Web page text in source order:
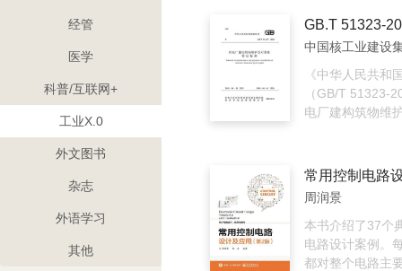
经管
医学
科普/互联网+
工业X.0
外文图书
杂志
外语学习
其他
山、借景等诸多
依托，详细论述
相应的园林营建
具体手法，更以
作，宛自天开”，
约守拙、含蓄幽
的至高的造园境
中国核工业建设
《中华人民共和
（GB/T 51323-
电厂建构筑物维
鉴定，可靠性鉴
定。核电厂非核
可靠性鉴定应符
准《工业建筑可
准》GB50144、
鉴定标准》
周润景
本书介绍了37个
电路设计案例。
都对整个电路主